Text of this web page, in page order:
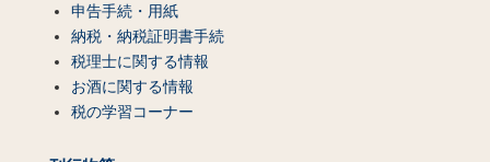
申告手続・用紙
納税・納税証明書手続
税理士に関する情報
お酒に関する情報
税の学習コーナー